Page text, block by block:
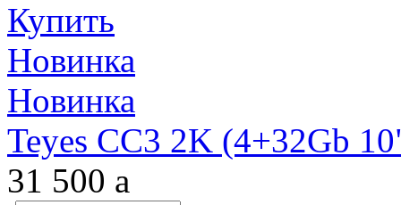
Купить
Новинка
Новинка
Teyes CC3 2K (4+32Gb
31 500 a